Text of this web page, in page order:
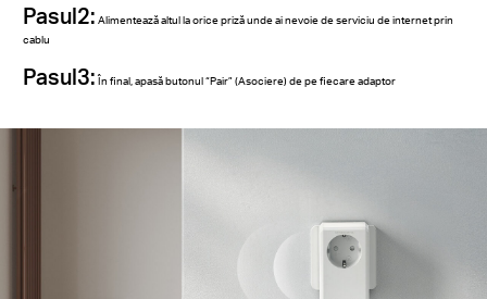
Pasul2: Alimentează altul la orice priză unde ai nevoie de serviciu de internet prin
cablu
Pasul3: În final, apasă butonul “Pair” (Asociere) de pe fiecare adaptor